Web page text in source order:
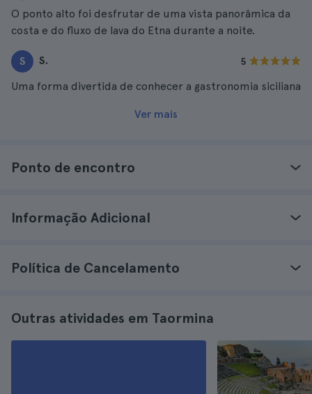
O ponto alto foi desfrutar de uma vista panorâmica da
costa e do fluxo de lava do Etna durante a noite.
S S. 5
Uma forma divertida de conhecer a gastronomia siciliana
Ver mais
Ponto de encontro
Informação Adicional
Política de Cancelamento
Outras atividades em Taormina